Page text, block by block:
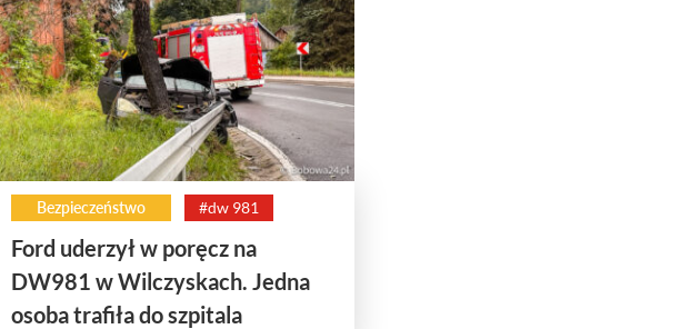
Bezpieczeństwo #dw 981
Ford uderzył w poręcz na
DW981 w Wilczyskach. Jedna
osoba trafiła do szpitala